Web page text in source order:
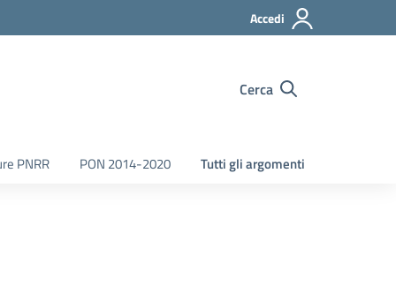
Accedi
Cerca
PNRR PON 2014-2020 Tutti gli argomenti